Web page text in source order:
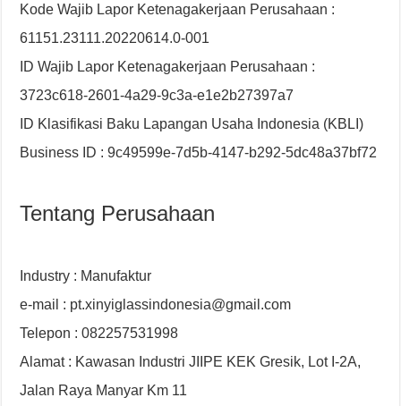
Kode Wajib Lapor Ketenagakerjaan Perusahaan :
61151.23111.20220614.0-001
ID Wajib Lapor Ketenagakerjaan Perusahaan :
3723c618-2601-4a29-9c3a-e1e2b27397a7
ID Klasifikasi Baku Lapangan Usaha Indonesia (KBLI)
Business ID : 9c49599e-7d5b-4147-b292-5dc48a37bf72
Tentang Perusahaan
Industry : Manufaktur
e-mail : pt.xinyiglassindonesia@gmail.com
Telepon : 082257531998
Alamat : Kawasan Industri JIIPE KEK Gresik, Lot I-2A,
Jalan Raya Manyar Km 11